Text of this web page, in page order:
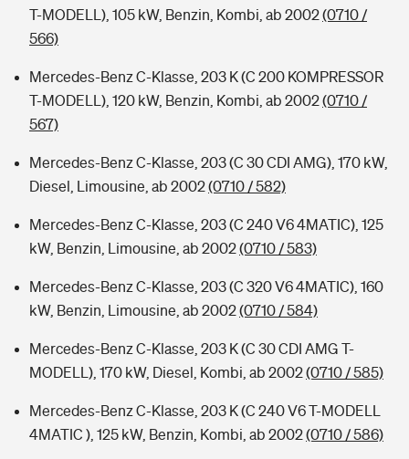
T-MODELL), 105 kW, Benzin, Kombi, ab 2002(0710 /
566)
Mercedes-Benz C-Klasse, 203 K (C 200 KOMPRESSOR
T-MODELL), 120 kW, Benzin, Kombi, ab 2002(0710 /
567)
Mercedes-Benz C-Klasse, 203 (C 30 CDI AMG), 170 kW,
Diesel, Limousine, ab 2002(0710 / 582)
Mercedes-Benz C-Klasse, 203 (C 240 V6 4MATIC), 125
kW, Benzin, Limousine, ab 2002(0710 / 583)
Mercedes-Benz C-Klasse, 203 (C 320 V6 4MATIC), 160
kW, Benzin, Limousine, ab 2002(0710 / 584)
Mercedes-Benz C-Klasse, 203 K (C 30 CDI AMG T-
MODELL), 170 kW, Diesel, Kombi, ab 2002(0710 / 585)
Mercedes-Benz C-Klasse, 203 K (C 240 V6 T-MODELL
4MATIC ), 125 kW, Benzin, Kombi, ab 2002(0710 / 586)